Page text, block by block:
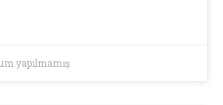
yapılmamış